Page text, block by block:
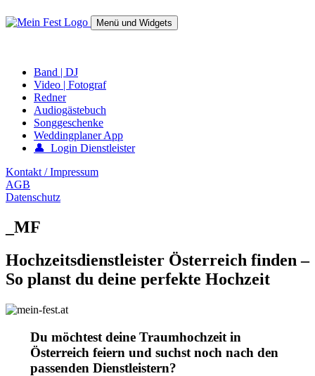
zum
Menü und Widgets
Band | DJ
Video | Fotograf
Redner
Audiogästebuch
Songgeschenke
Weddingplaner App
👤 Login Dienstleister
Kontakt / Impressum
AGB
Datenschutz
_MF
Hochzeitsdienstleister Österreich finden –
So planst du deine perfekte Hochzeit
Du möchtest deine Traumhochzeit in
Österreich feiern und suchst noch nach den
passenden Dienstleistern?